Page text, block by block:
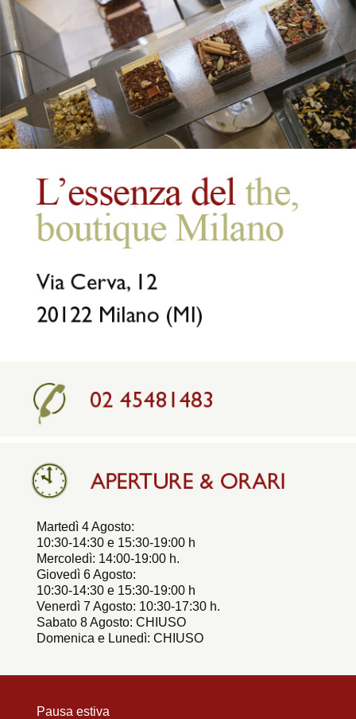
Martedì 4 Agosto:
10:30-14:30 e 15:30-19:00 h
Mercoledì: 14:00-19:00 h.
Giovedì 6 Agosto:
10:30-14:30 e 15:30-19:00 h
Venerdì 7 Agosto: 10:30-17:30 h.
Sabato 8 Agosto: CHIUSO
Domenica e Lunedì: CHIUSO
Pausa estiva